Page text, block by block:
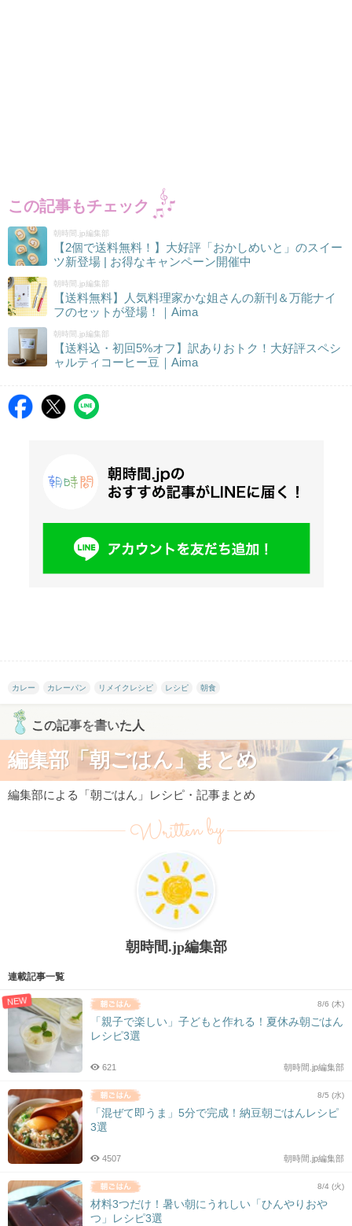
この記事もチェック
朝時間.jp編集部
【2個で送料無料！】大好評「おかしめいと」のスイー
ツ新登場 | お得なキャンペーン開催中
朝時間.jp編集部
【送料無料】人気料理家かな姐さんの新刊＆万能ナイ
フのセットが登場！｜Aima
朝時間.jp編集部
【送料込・初回5%オフ】訳ありおトク！大好評スペシ
ャルティコーヒー豆｜Aima
カレー カレーパン リメイクレシピ レシピ 朝食
この記事を書いた人
編集部「朝ごはん」まとめ
編集部による「朝ごはん」レシピ・記事まとめ
Written by
朝時間.jp編集部
連載記事一覧
NEW 8/6 (木)
「親子で楽しい」子どもと作れる！夏休み朝ごはん
レシピ3選
朝時間.jp編集部
621
8/5 (水)
「混ぜて即うま」5分で完成！納豆朝ごはんレシピ
3選
朝時間.jp編集部
4507
8/4 (火)
材料3つだけ！暑い朝にうれしい「ひんやりおや
つ」レシピ3選